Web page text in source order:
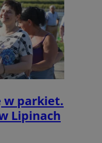
w parkiet.
Lipinach